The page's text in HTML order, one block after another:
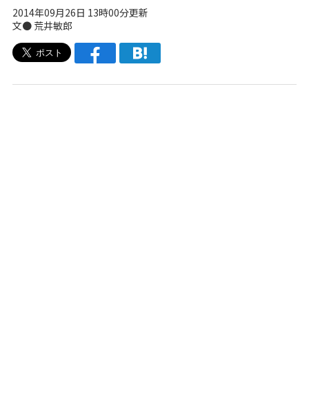
2014年09月26日 13時00分更新
文● 荒井敏郎